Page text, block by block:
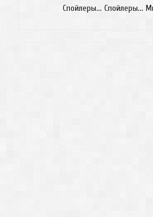
Спойлеры... Спойлеры...